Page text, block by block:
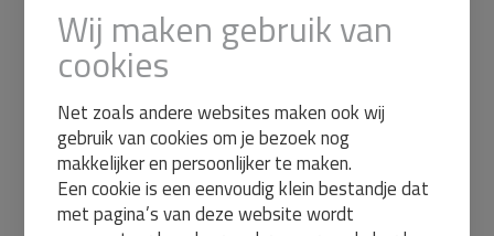
Wij maken gebruik van
cookies
Net zoals andere websites maken ook wij
gebruik van cookies om je bezoek nog
makkelijker en persoonlijker te maken.
Een cookie is een eenvoudig klein bestandje dat
met pagina’s van deze website wordt
Halifax eiken WIT
0.00
11913
Licht eiken
Licht eiken